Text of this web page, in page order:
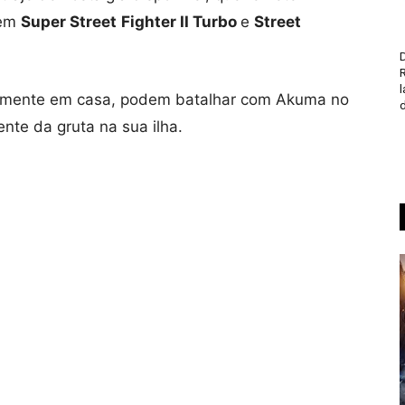
Super Street Fighter II Turbo e Street
em casa, podem batalhar com Akuma no
da gruta na sua ilha.